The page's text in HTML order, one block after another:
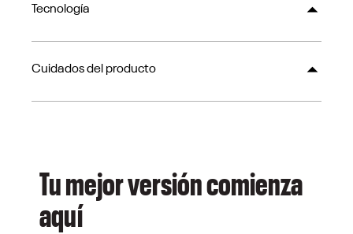
Tecnología
Cuidados del producto
Tu mejor versión comienza
aquí